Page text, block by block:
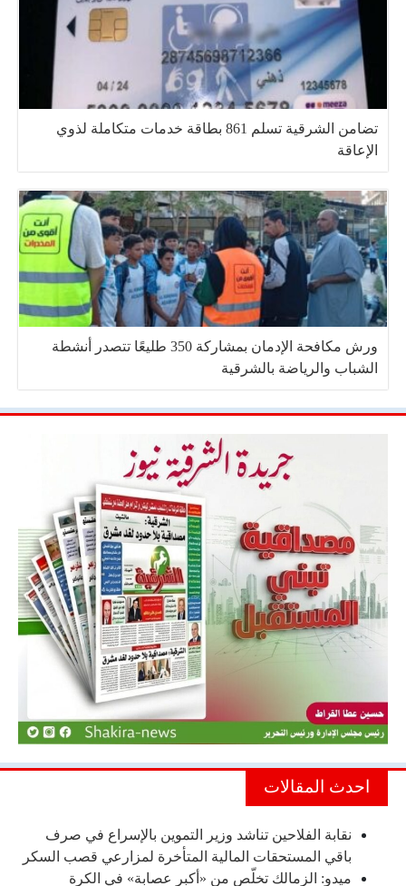
تضامن الشرقية تسلم 861 بطاقة خدمات متكاملة لذوي
الإعاقة
ورش مكافحة الإدمان بمشاركة 350 طليعًا تتصدر أنشطة
الشباب والرياضة بالشرقية
احدث المقالات
نقابة الفلاحين تناشد وزير التموين بالإسراع في صرف
باقي المستحقات المالية المتأخرة لمزارعي قصب السكر
ميدو: الزمالك تخلّص من «أكبر عصابة» في الكرة